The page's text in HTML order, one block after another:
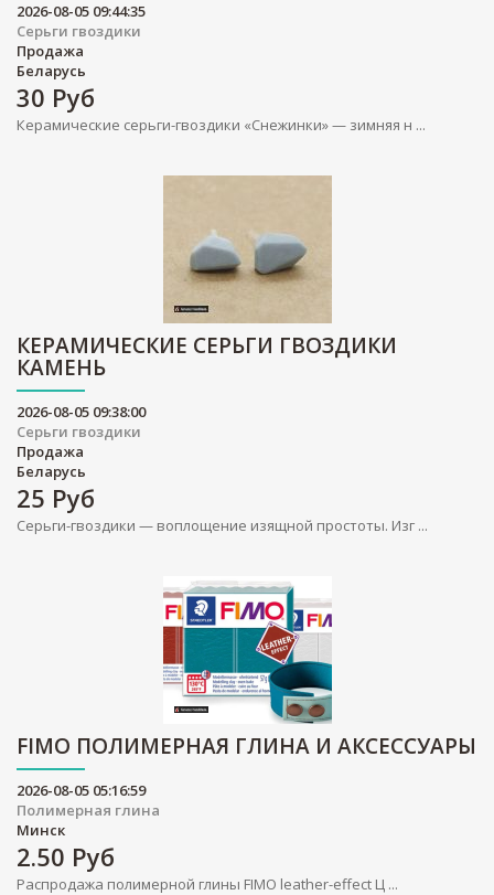
2026-08-05 09:44:35
Серьги гвоздики
Продажа
Беларусь
30 Руб
Керамические серьги-гвоздики «Снежинки» — зимняя н ...
КЕРАМИЧЕСКИЕ СЕРЬГИ ГВОЗДИКИ
КАМЕНЬ
2026-08-05 09:38:00
Серьги гвоздики
Продажа
Беларусь
25 Руб
Серьги-гвоздики — воплощение изящной простоты. Изг ...
FIMO ПОЛИМЕРНАЯ ГЛИНА И АКСЕССУАРЫ
2026-08-05 05:16:59
Полимерная глина
Минск
2.50 Руб
Распродажа полимерной глины FIMO leather-effect Ц ...